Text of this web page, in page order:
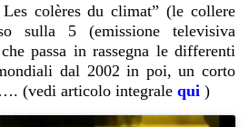
colères du climat” (le collere
sulla 5 (emissione televisiva
passa in rassegna le differenti
dal 2002 in poi, un corto
(vedi articolo integrale qui )